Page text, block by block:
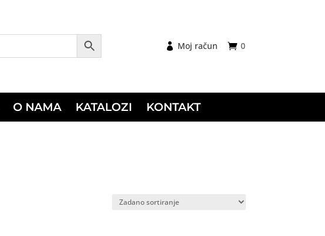
0
Moj račun
O NAMA KATALOZI KONTAKT